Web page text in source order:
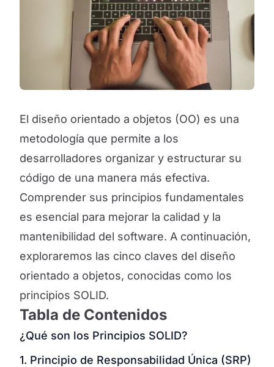
El diseño orientado a objetos (OO) es una
metodología que permite a los
desarrolladores organizar y estructurar su
código de una manera más efectiva.
Comprender sus principios fundamentales
es esencial para mejorar la calidad y la
mantenibilidad del software. A continuación,
exploraremos las cinco claves del diseño
orientado a objetos, conocidas como los
principios SOLID.
Tabla de Contenidos
¿Qué son los Principios SOLID?
1. Principio de Responsabilidad Única (SRP)